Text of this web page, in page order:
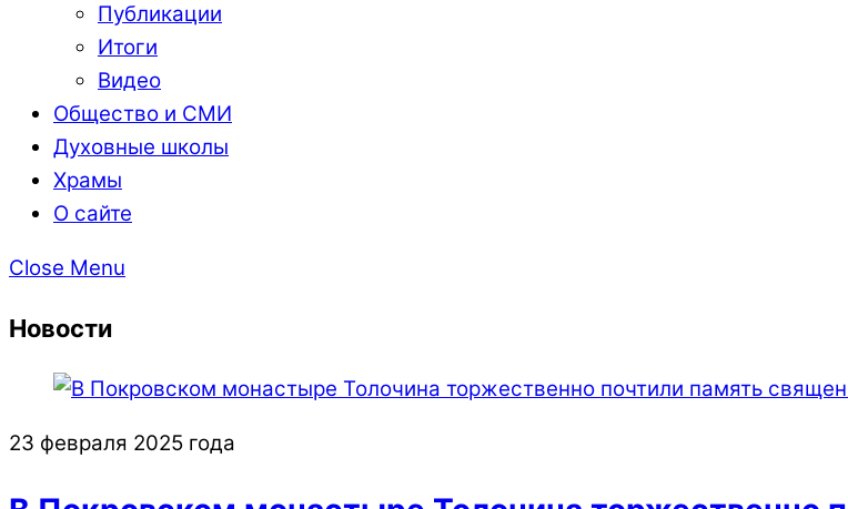
Публикации
Итоги
Видео
Общество и СМИ
Духовные школы
Храмы
О сайте
Close Menu
Новости
23 февраля 2025 года